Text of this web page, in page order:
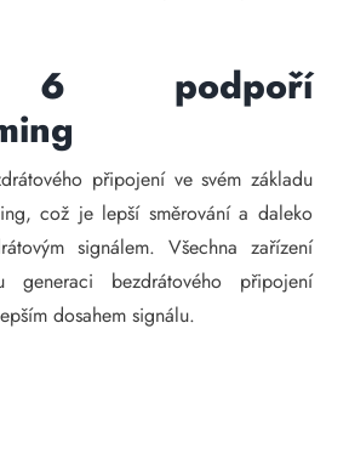
6 podpoří
připojení ve svém základu
což je lepší směrování a daleko
signálem. Všechna zařízení
generaci bezdrátového připojení
dosahem signálu.